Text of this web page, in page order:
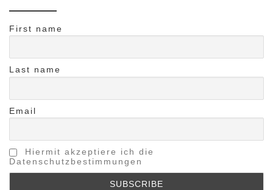
First name
Last name
Email
Hiermit akzeptiere ich die
Datenschutzbestimmungen